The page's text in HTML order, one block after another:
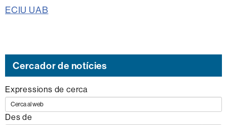
ECIU UAB
Cercador de notícies
Expressions de cerca
Des de